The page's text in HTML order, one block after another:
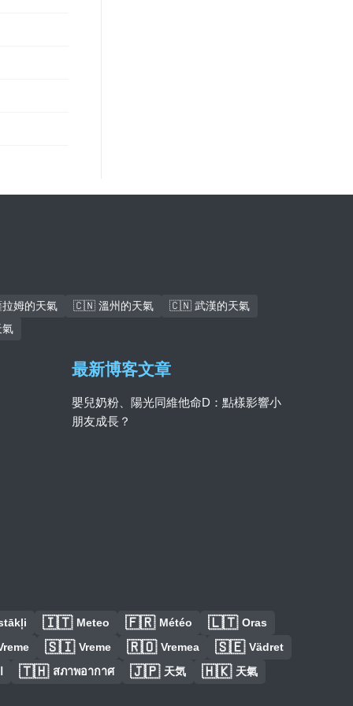
姆的天氣 🇨🇳 溫州的天氣
🇨🇳 武漢的天氣
最新博客文章
嬰兒奶粉、陽光同維他命D：點樣影響小
朋友成長？
🇮🇹 Meteo 🇫🇷 Météo 🇱🇹 Oras
🇸🇮 Vreme 🇷🇴 Vremea 🇸🇪 Vädret
🇹🇭 สภาพอากาศ 🇯🇵 天気 🇭🇰 天氣